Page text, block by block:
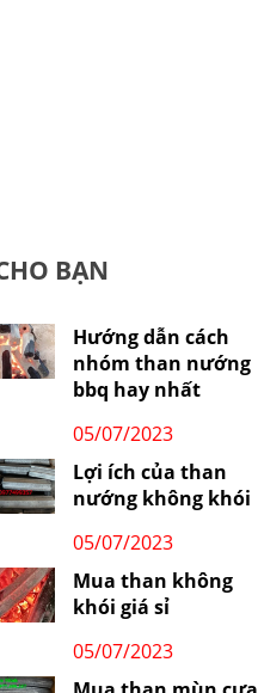
BẠN
Hướng dẫn cách
nhóm than nướng
bbq hay nhất
05/07/2023
Lợi ích của than
nướng không khói
05/07/2023
Mua than không
khói giá sỉ
05/07/2023